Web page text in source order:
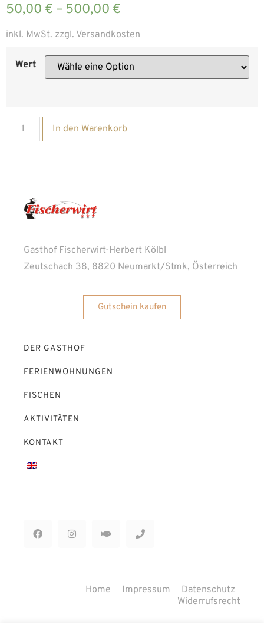
50,00 € – 500,00 €
inkl. MwSt. zzgl. Versandkosten
Wert
In den Warenkorb
Gasthof Fischerwirt-Herbert Kölbl
Zeutschach 38, 8820 Neumarkt/Stmk, Österreich
Gutschein kaufen
DER GASTHOF
FERIENWOHNUNGEN
FISCHEN
AKTIVITÄTEN
KONTAKT
Home Impressum
Datenschutz
Widerrufsrecht